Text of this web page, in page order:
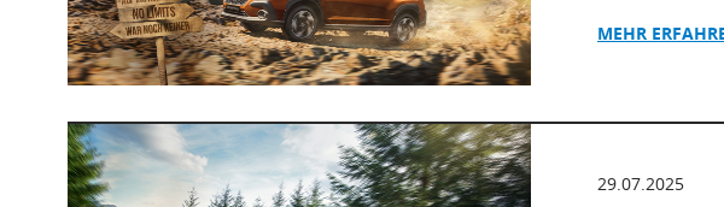
MEHR
29.07.2025